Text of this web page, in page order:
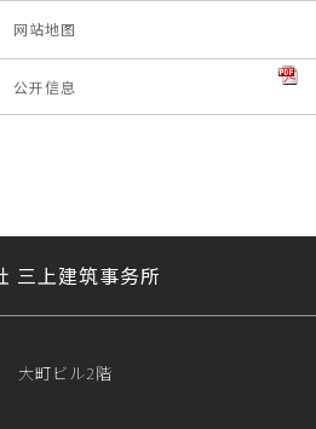
网站地图
公开信息
三上建筑事务所
大町ビル2階